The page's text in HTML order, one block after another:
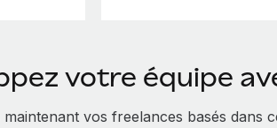
votre équipe
vos freelances basés dans